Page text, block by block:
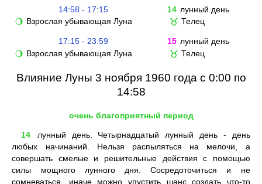
14:58 - 17:15 14 лунный день
🌖 Взрослая убывающая Луна ♉ Телец
17:15 - 23:59 15 лунный день
🌖 Взрослая убывающая Луна ♉ Телец
Влияние Луны 3 ноября 1960 года с 0:00 по
14:58
очень благоприятный период
14
лунный день. Четырнадцатый лунный день - день
любых начинаний. Нельзя распыляться на мелочи, а
совершать смелые и решительные действия с помощью
силы мощного лунного дня. Сосредоточиться и не
сомневаться, иначе можно упустить шанс создать что-то